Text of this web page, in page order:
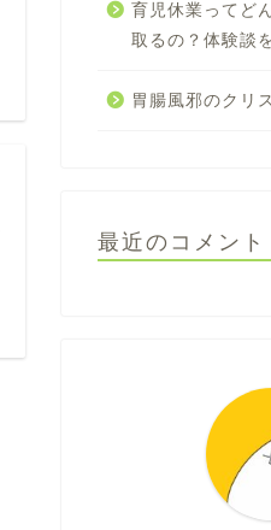
育児休業ってど
取るの？体験談
胃腸風邪のクリ
最近のコメント